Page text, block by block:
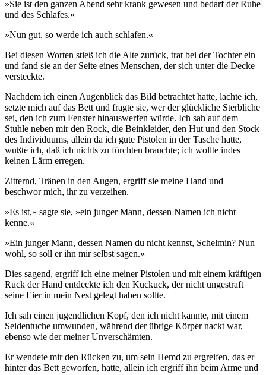
»Sie ist den ganzen Abend sehr krank gewesen und bedarf der Ruhe
und des Schlafes.«
»Nun gut, so werde ich auch schlafen.«
Bei diesen Worten stieß ich die Alte zurück, trat bei der Tochter ein
und fand sie an der Seite eines Menschen, der sich unter die Decke
versteckte.
Nachdem ich einen Augenblick das Bild betrachtet hatte, lachte ich,
setzte mich auf das Bett und fragte sie, wer der glückliche Sterbliche
sei, den ich zum Fenster hinauswerfen würde. Ich sah auf dem
Stuhle neben mir den Rock, die Beinkleider, den Hut und den Stock
des Individuums, allein da ich gute Pistolen in der Tasche hatte,
wußte ich, daß ich nichts zu fürchten brauchte; ich wollte indes
keinen Lärm erregen.
Zitternd, Tränen in den Augen, ergriff sie meine Hand und
beschwor mich, ihr zu verzeihen.
»Es ist,« sagte sie, »ein junger Mann, dessen Namen ich nicht
kenne.«
»Ein junger Mann, dessen Namen du nicht kennst, Schelmin? Nun
wohl, so soll er ihn mir selbst sagen.«
Dies sagend, ergriff ich eine meiner Pistolen und mit einem kräftigen
Ruck der Hand entdeckte ich den Kuckuck, der nicht ungestraft
seine Eier in mein Nest gelegt haben sollte.
Ich sah einen jugendlichen Kopf, den ich nicht kannte, mit einem
Seidentuche umwunden, während der übrige Körper nackt war,
ebenso wie der meiner Unverschämten.
Er wendete mir den Rücken zu, um sein Hemd zu ergreifen, das er
hinter das Bett geworfen, hatte, allein ich ergriff ihn beim Arme und